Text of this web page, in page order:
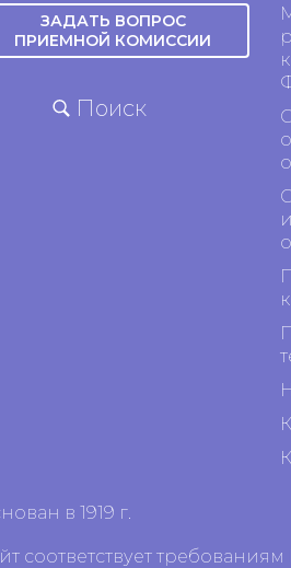
ЗАДАТЬ ВОПРОС
ПРИЕМНОЙ КОМИССИИ
Поиск
в 1919 г.
соответствует